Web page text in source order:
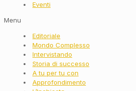
Eventi
Menu
Editoriale
Mondo Complesso
Intervistando
Storia di successo
A tu per tu con
Approfondimento